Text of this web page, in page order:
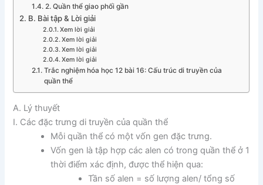
2. Quần thể giao phối gần
B. Bài tập & Lời giải
Xem lời giải
Xem lời giải
Xem lời giải
Xem lời giải
Trắc nghiệm hóa học 12 bài 16: Cấu trúc di truyền của
quần thể
A. Lý thuyết
I. Các đặc trưng di truyền của quần thể
Mỗi quần thể có một vốn gen đặc trưng.
Vốn gen là tập hợp các alen có trong quần thể ở 1
thời điểm xác định, được thể hiện qua:
Tần số alen = số lượng alen/ tổng số